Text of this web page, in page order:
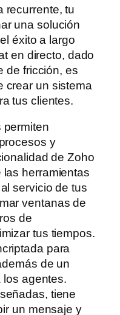
recurrente, tu
una solución
éxito a largo
en directo, dado
de fricción, es
crear un sistema
tus clientes.
permiten
y
de Zoho
herramientas
servicio de tus
ventanas de
de
tus tiempos.
para
de un
los agentes.
tiene
un mensaje y